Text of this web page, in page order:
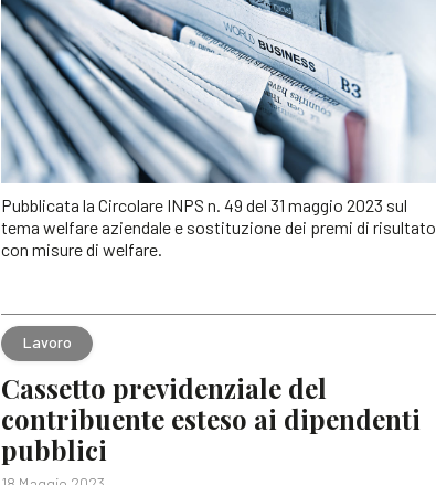
Pubblicata la Circolare INPS n. 49 del 31 maggio 2023 sul
tema welfare aziendale e sostituzione dei premi di risultato
con misure di welfare.
Lavoro
Cassetto previdenziale del
contribuente esteso ai dipendenti
pubblici